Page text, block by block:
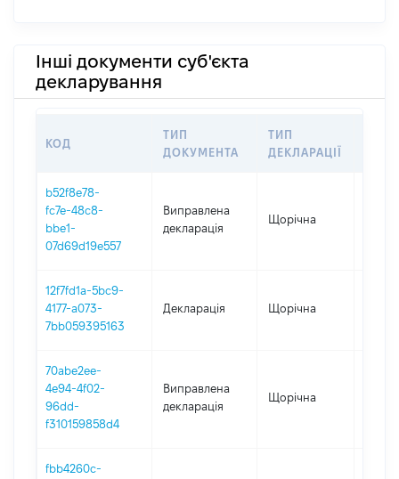
Інші документи суб'єкта
декларування
КОД
ТИП
ДОКУМЕНТА
ТИП
ДЕКЛАРАЦІЇ
b52f8e78-
fc7e-48c8-
bbe1-
07d69d19e557
Виправлена
декларація
Щорічна
12f7fd1a-5bc9-
4177-a073-
7bb059395163
Декларація Щорічна
70abe2ee-
4e94-4f02-
96dd-
f310159858d4
Виправлена
декларація
Щорічна
fbb4260c-